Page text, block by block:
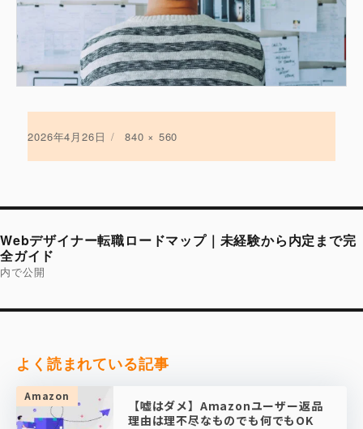
投
2026年4月26日
フ
ズ
840 × 560
投
ナ
ビ
ゲ
ー
ョ
Webデザイナー転職ロードマップ｜未経験から内定まで完
全ガイド
内で公開
よく読まれている記事
Amazon
【嘘はダメ】Amazonユーザー返品
理由は理不尽なものでも何でもOK